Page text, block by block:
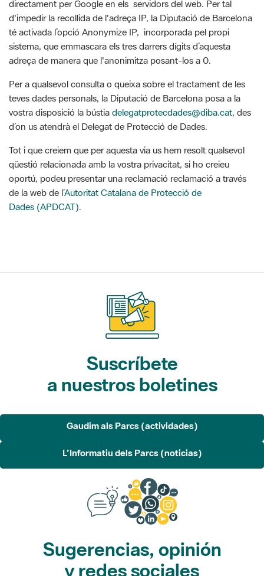
sistema, que emmascara els tres darrers dígits d’aquesta
adreça de manera que l'anonimitza posant-los a 0.
Per a qualsevol consulta o queixa sobre el tractament de les
teves dades personals, la Diputació de Barcelona posa a la
vostra disposició la bústia
delegatprotecdades@diba.cat
d’on us atendrà el Delegat de Protecció de Dades.
Tot i que creiem que per aquesta via us hem resolt qualsevol
qüestió relacionada amb la vostra privacitat, si ho creieu
oportú, podeu presentar una reclamació reclamació a través
de la web de l’Autoritat Catalana de Protecció de
Dades (APDCAT).
Suscríbete
a nuestros boletines
Gaudim als Parcs (actividades)
Sugerencias, opinión
y redes sociales
Sugerencias